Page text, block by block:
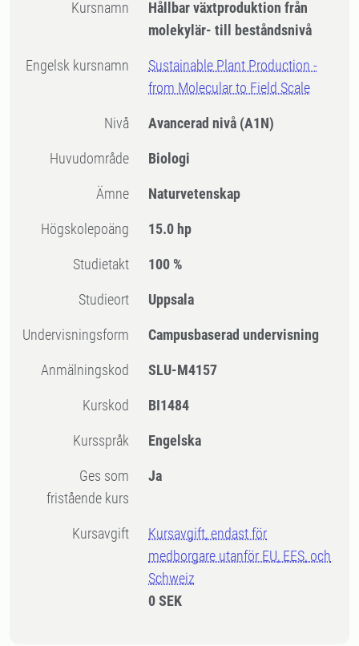
Kursnamn
Hållbar växtproduktion från
molekylär- till beståndsnivå
Engelsk kursnamn
Sustainable Plant Production -
from Molecular to Field Scale
Nivå Avancerad nivå (A1N)
Huvudområde Biologi
Ämne Naturvetenskap
högskolepoäng 15.0 hp
Studietakt 100 %
Studieort Uppsala
Undervisningsform Campusbaserad undervisning
Anmälningskod SLU-M4157
Kurskod BI1484
Kursspråk Engelska
Ges som
fristående kurs
Ja
Kursavgift
Kursavgift, endast för
medborgare utanför EU, EES, och
Schweiz
0 SEK